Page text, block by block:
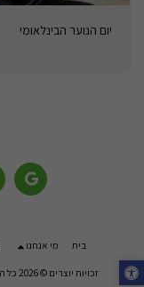
יום הנוער הבינלאומי
בית מי אנחנו
זכויות יוצרים © 2026 כל הזכויות שמורות -